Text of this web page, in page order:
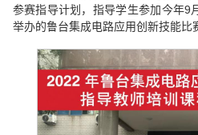
参赛指导计划，指导学生参加今年9
举办的鲁台集成电路应用创新技能比